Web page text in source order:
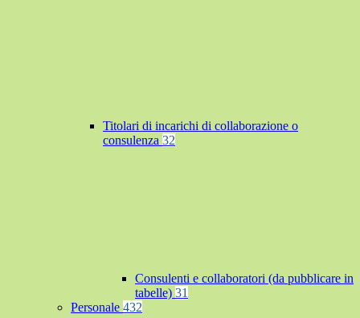
Titolari di incarichi di collaborazione o
consulenza 32
Consulenti e collaboratori (da pubblicare in
tabelle) 31
Personale 432